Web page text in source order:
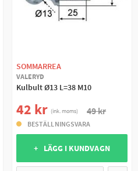
SOMMARREA
VALERYD
Kulbult Ø13 L=38 M10
42 kr (ink. moms) 49 kr
BESTÄLLNINGSVARA
+ LÄGG I KUNDVAGN